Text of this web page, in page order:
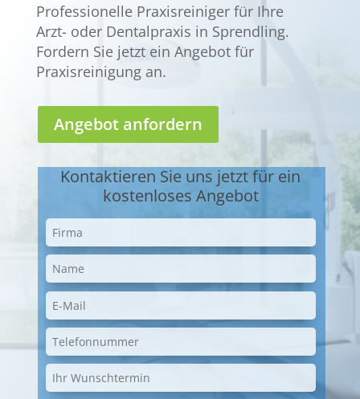
Professionelle Praxisreiniger für Ihre
Arzt- oder Dentalpraxis in Sprendling.
Fordern Sie jetzt ein Angebot für
Praxisreinigung an.
Angebot anfordern
Kontaktieren Sie uns jetzt für ein
kostenloses Angebot